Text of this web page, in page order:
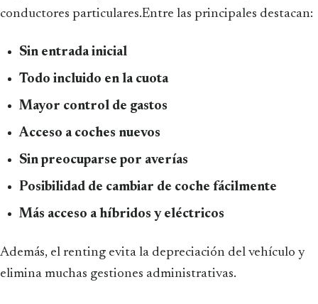
conductores particulares.Entre las principales destacan:
Sin entrada inicial
Todo incluido en la cuota
Mayor control de gastos
Acceso a coches nuevos
Sin preocuparse por averías
Posibilidad de cambiar de coche fácilmente
Más acceso a híbridos y eléctricos
Además, el renting evita la depreciación del vehículo y
elimina muchas gestiones administrativas.